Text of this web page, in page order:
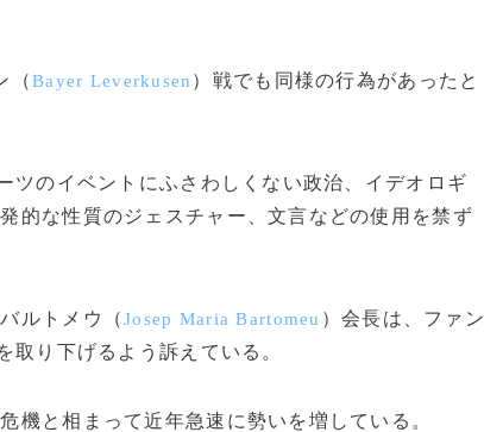
（Bayer Leverkusen ）戦でも同様の行為があったと
のイベントにふさわしくない政治、イデオロギ
的な性質のジェスチャー、文言などの使用を禁ず
ルトメウ（Josep Maria Bartomeu ）会長は、ファン
り下げるよう訴えている。
と相まって近年急速に勢いを増している。